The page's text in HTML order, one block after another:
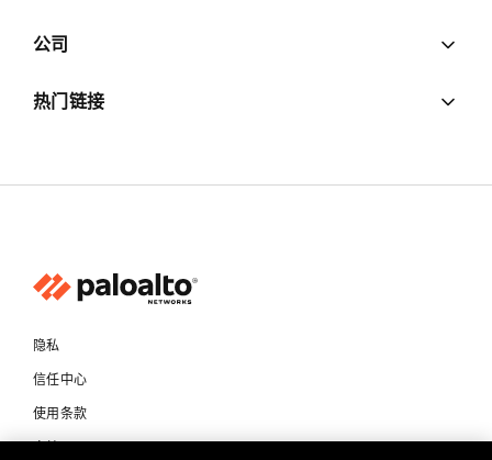
公司
热门链接
隐私
信任中心
使用条款